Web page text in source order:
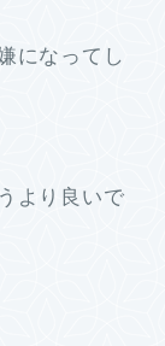
になってし
より良いで